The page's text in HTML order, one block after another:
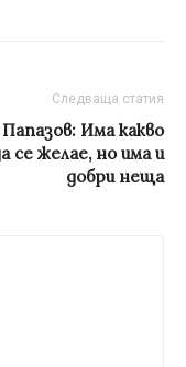
Следваща статия
Има какво
се желае, но има и
добри неща